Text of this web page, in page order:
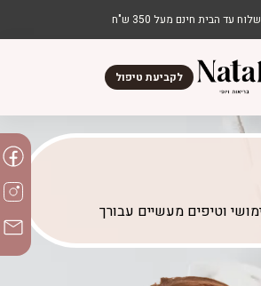
עד הבית חינם מעל 350 ש"ח
לקביעת טיפול
וטיפים מעשיים עבורך